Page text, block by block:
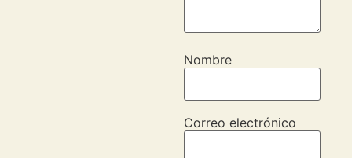
Nombre
Correo electrónico